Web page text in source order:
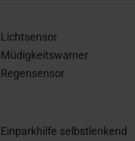
Lichtsensor
Müdigkeitswarner
Regensensor
Einparkhilfe selbstlenkend